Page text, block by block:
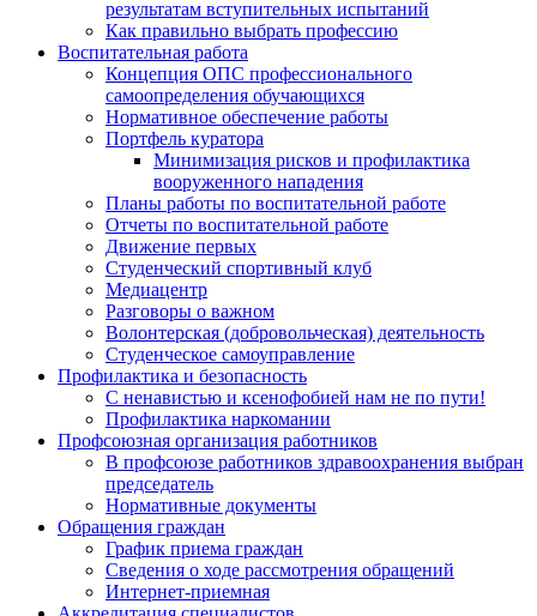
результатам вступительных испытаний
Как правильно выбрать профессию
Воспитательная работа
Концепция ОПС профессионального
самоопределения обучающихся
Нормативное обеспечение работы
Портфель куратора
Минимизация рисков и профилактика
вооруженного нападения
Планы работы по воспитательной работе
Отчеты по воспитательной работе
Движение первых
Студенческий спортивный клуб
Медиацентр
Разговоры о важном
Волонтерская (добровольческая) деятельность
Студенческое самоуправление
Профилактика и безопасность
С ненавистью и ксенофобией нам не по пути!
Профилактика наркомании
Профсоюзная организация работников
В профсоюзе работников здравоохранения выбран
председатель
Нормативные документы
Обращения граждан
График приема граждан
Сведения о ходе рассмотрения обращений
Интернет-приемная